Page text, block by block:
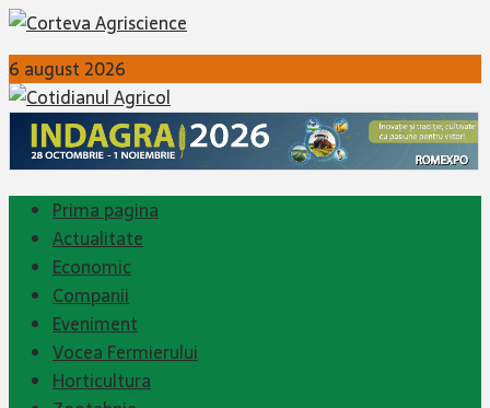
6 august 2026
Prima pagina
Actualitate
Economic
Companii
Eveniment
Vocea Fermierului
Horticultura